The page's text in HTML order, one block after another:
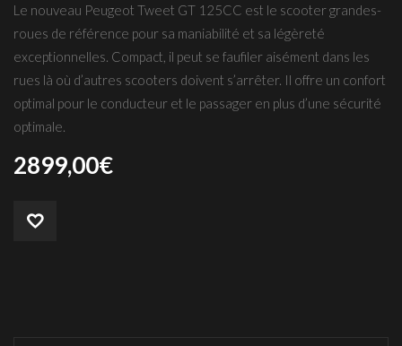
Le nouveau Peugeot Tweet GT 125CC est le scooter grandes-
roues de référence pour sa maniabilité et sa légèreté
exceptionnelles. Compact, il peut se faufiler aisément dans les
rues là où d’autres scooters doivent s’arrêter. Il offre un confort
optimal pour le conducteur et le passager en plus d’une sécurité
optimale.
2899,00€